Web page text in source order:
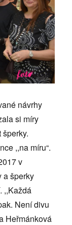
návrhy
si míry
,,na míru“.
v
a šperky
,,Každá
Není divu
Heřmánková